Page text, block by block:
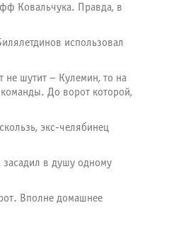
Ковальчука. Правда, в
использовал
не шутит – Кулемин, то на
команды. До ворот которой,
экс-челябинец
засадил в душу одному
Вполне домашнее